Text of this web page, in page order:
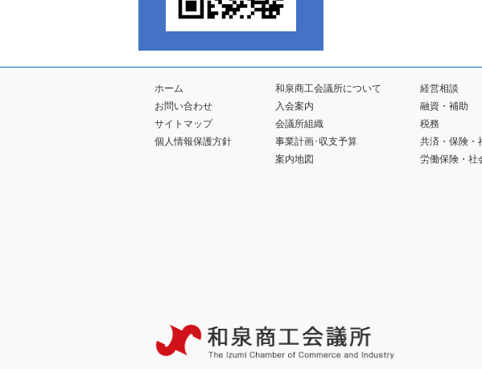
ホーム
お問い合わせ
サイトマップ
個人情報保護方針
和泉商工会議所について
入会案内
会議所組織
事業計画･収支予算
案内地図
経営相談
融資・補助
税務
共済・保険・
労働保険・社